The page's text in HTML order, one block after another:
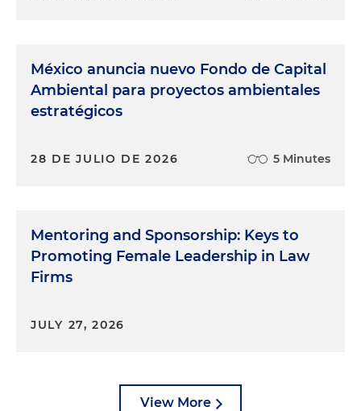
México anuncia nuevo Fondo de Capital
Ambiental para proyectos ambientales
estratégicos
28 DE JULIO DE 2026 5 Minutes
Mentoring and Sponsorship: Keys to
Promoting Female Leadership in Law
Firms
JULY 27, 2026
View More